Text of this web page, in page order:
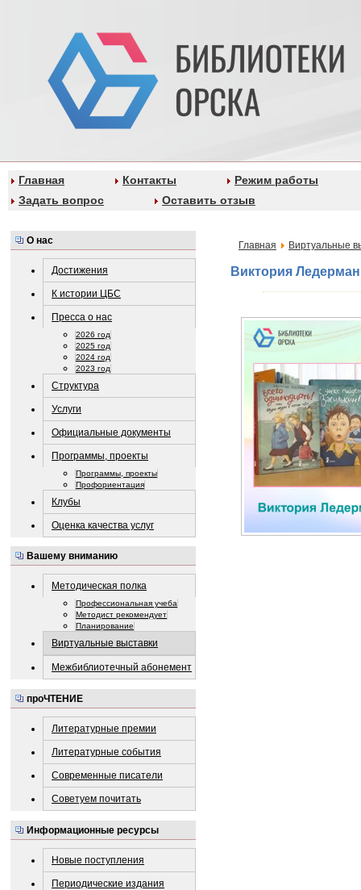
Главная Контакты
Режим работы
Задать вопрос
Оставить отзыв
О нас
Достижения
К истории ЦБС
Пресса о нас
2026 год
2025 год
2024 год
2023 год
Структура
Услуги
Официальные документы
Программы, проекты
Программы, проекты
Профориентация
Клубы
Оценка качества услуг
Вашему вниманию
Методическая полка
Профессиональная учеба
Методист рекомендует
Планирование
Виртуальные выставки
Межбиблиотечный абонемент
проЧТЕНИЕ
Литературные премии
Литературные события
Современные писатели
Советуем почитать
Информационные ресурсы
Новые поступления
Периодические издания
Главная Виртуальные
Виктория